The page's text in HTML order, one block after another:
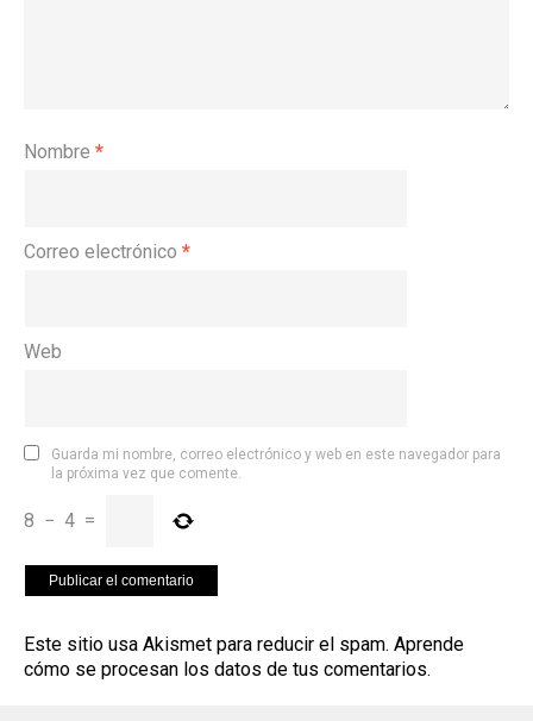
Nombre *
Correo electrónico *
Web
Guarda mi nombre, correo electrónico y web en este navegador para
la próxima vez que comente.
8 − 4 =
Este sitio usa Akismet para reducir el spam. Aprende
cómo se procesan los datos de tus comentarios.